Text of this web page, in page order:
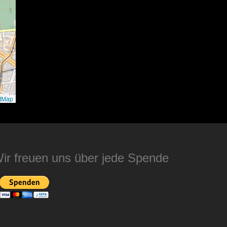
freuen uns über jede Spende